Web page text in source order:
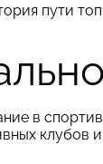
пути
в
клубов